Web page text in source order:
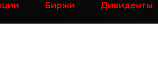
Биржи Дивиденты